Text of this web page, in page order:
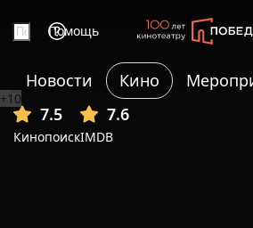
Помощь
Новости Кино
7.5
Кинопоиск
7.6
IMDB
+10